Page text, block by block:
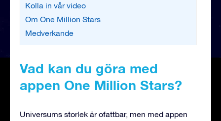
Kolla in vår video
Om One Million Stars
Medverkande
Vad kan du göra med
appen One Million Stars?
Universums storlek är ofattbar, men med appen